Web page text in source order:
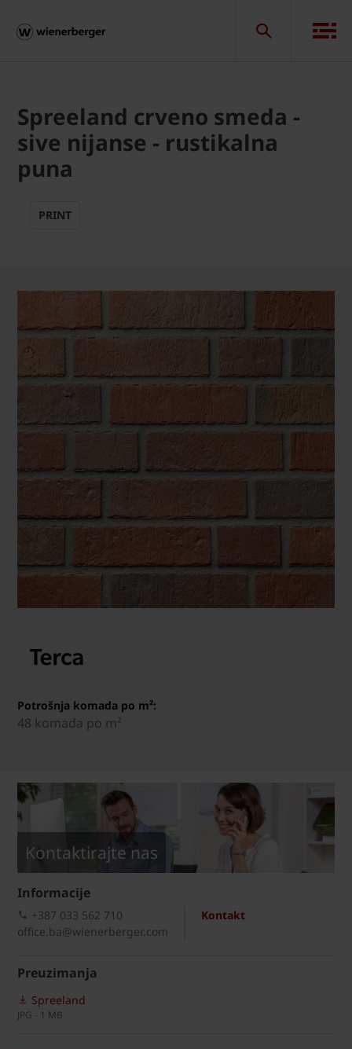
Spreeland crveno smeda -
sive nijanse - rustikalna
puna
PRINT
Potrošnja komada po m²:
48 komada po m²
Kontaktirajte nas
Informacije
Kontakt
+387 033 562 710
office.ba@wienerberger.com
Preuzimanja
Spreeland
JPG - 1 MB